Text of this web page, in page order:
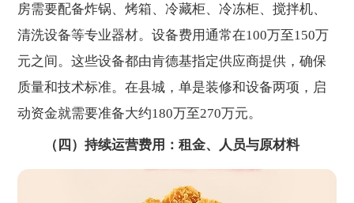
房需要配备炸锅、烤箱、冷藏柜、冷冻柜、搅拌机、
清洗设备等专业器材。设备费用通常在100万至150万
元之间。这些设备都由肯德基指定供应商提供，确保
质量和技术标准。在县城，单是装修和设备两项，启
动资金就需要准备大约180万至270万元。
（四）持续运营费用：租金、人员与原材料